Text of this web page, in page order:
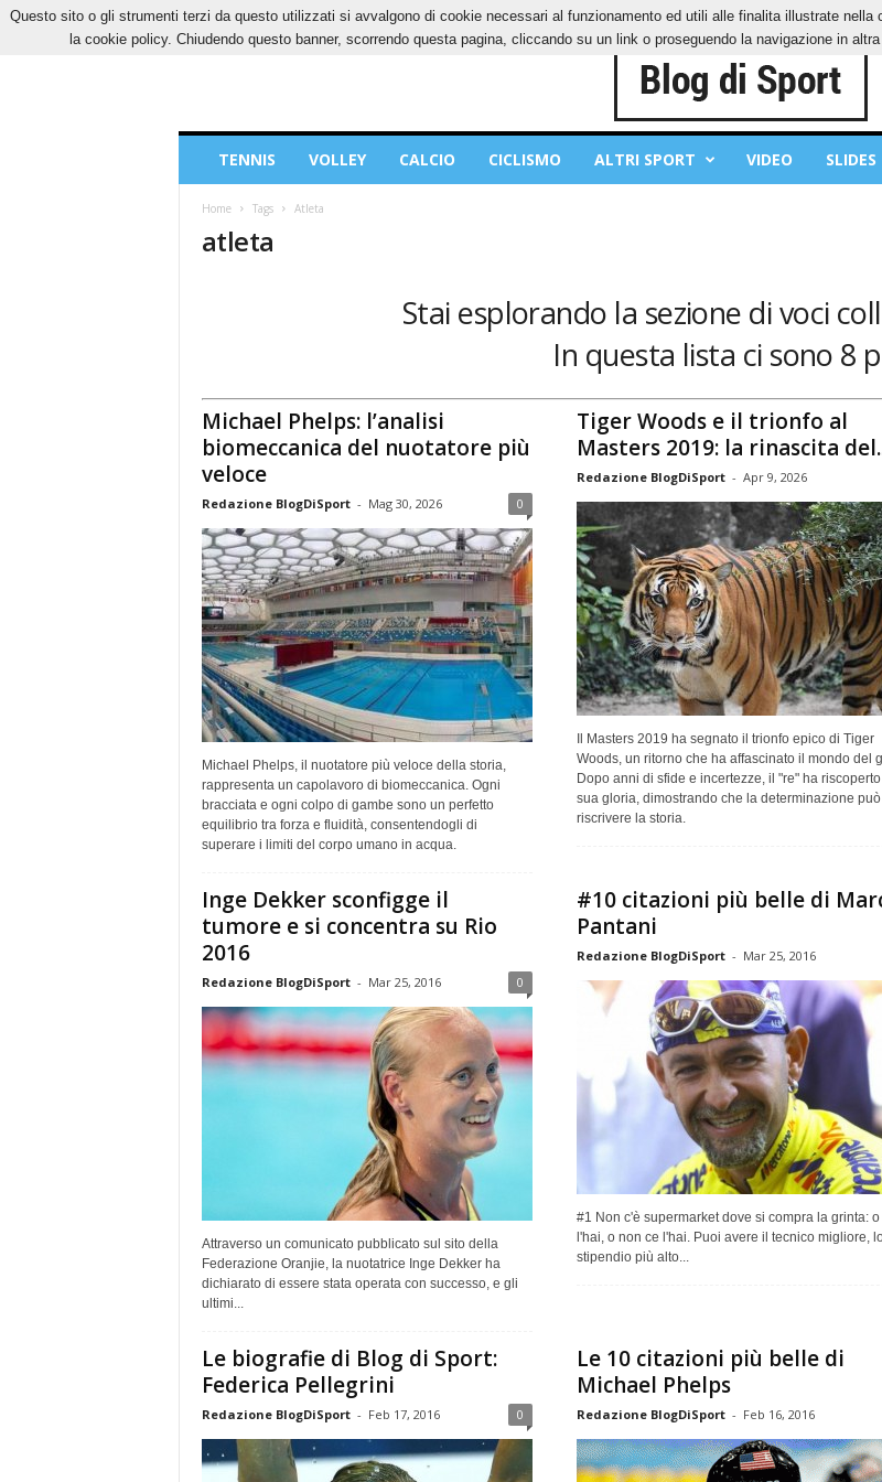
SABATO, 8 AGOSTO 2026 CONTATTI COOKIES PRIVACY POLICY
Sport
TENNIS VOLLEY CALCIO CICLISMO ALTRI SPORT VIDEO SLIDES
Home Tags Atleta
atleta
Stai esplorando la sezione di voci
In questa lista ci sono 8
Michael Phelps: l’analisi
biomeccanica del nuotatore più
veloce
Redazione BlogDiSport - Mag 30, 2026 0
Michael Phelps, il nuotatore più veloce della storia,
rappresenta un capolavoro di biomeccanica. Ogni
bracciata e ogni colpo di gambe sono un perfetto
equilibrio tra forza e fluidità, consentendogli di
superare i limiti del corpo umano in acqua.
Tiger Woods e il trionfo al
Masters 2019: la rinascita
Redazione BlogDiSport - Apr 9, 2026
Il Masters 2019 ha segnato il trionfo epico di Tiger
Woods, un ritorno che ha affascinato il mondo del
Dopo anni di sfide e incertezze, il "re" ha
sua gloria, dimostrando che la determinazione può
riscrivere la storia.
Inge Dekker sconfigge il
tumore e si concentra su Rio
2016
Redazione BlogDiSport - Mar 25, 2016 0
Attraverso un comunicato pubblicato sul sito della
Federazione Oranjie, la nuotatrice Inge Dekker ha
dichiarato di essere stata operata con successo, e gli
ultimi...
#10 citazioni più belle di
Pantani
Redazione BlogDiSport - Mar 25, 2016
#1 Non c'è supermarket dove si compra la grinta: o
l'hai, o non ce l'hai. Puoi avere il tecnico migliore,
stipendio più alto...
Le biografie di Blog di Sport:
Federica Pellegrini
Redazione BlogDiSport - Feb 17, 2016 0
Le 10 citazioni più belle di
Michael Phelps
Redazione BlogDiSport - Feb 16, 2016
Questo sito o gli strumenti terzi da questo utilizzati si avvalgono di cookie necessari al funzionamento ed utili alle finalita illustrate
la cookie policy. Chiudendo questo banner, scorrendo questa pagina, cliccando su un link o proseguendo la navigazione in